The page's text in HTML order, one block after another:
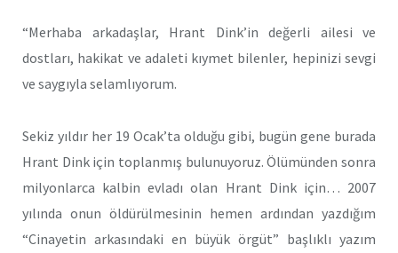
“Merhaba arkadaşlar, Hrant Dink’in değerli ailesi ve
dostları, hakikat ve adaleti kıymet bilenler, hepinizi sevgi
ve saygıyla selamlıyorum.
Sekiz yıldır her 19 Ocak’ta olduğu gibi, bugün gene burada
Hrant Dink için toplanmış bulunuyoruz. Ölümünden sonra
milyonlarca kalbin evladı olan Hrant Dink için… 2007
yılında onun öldürülmesinin hemen ardından yazdığım
“Cinayetin arkasındaki en büyük örgüt” başlıklı yazım